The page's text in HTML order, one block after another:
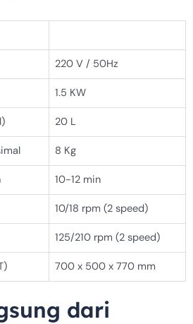
220 V / 50Hz
1.5 KW
20 L
8 Kg
10-12 min
10/18 rpm (2 speed)
125/210 rpm (2 speed)
700 x 500 x 770 mm
dari